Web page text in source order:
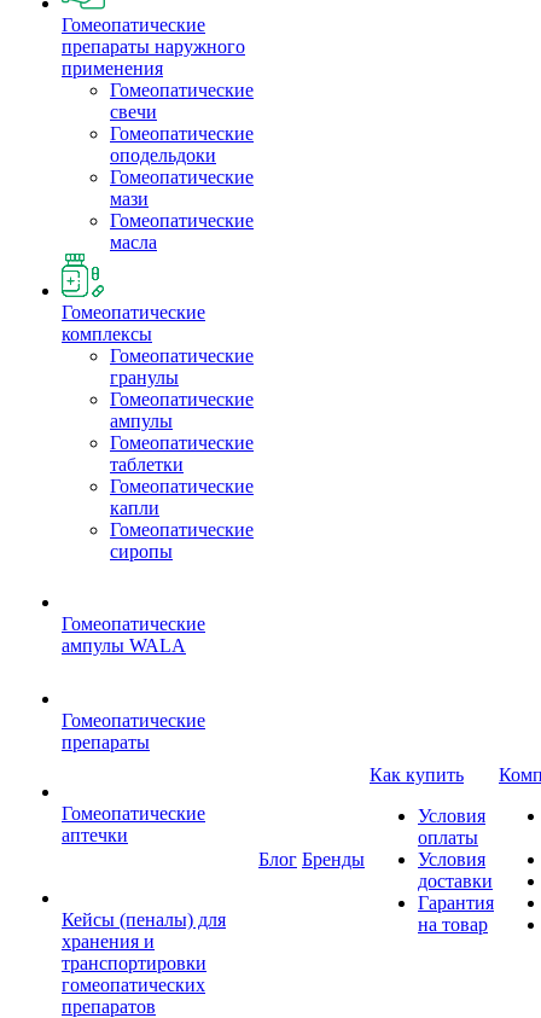
Гомеопатические
препараты наружного
применения
Гомеопатические
свечи
Гомеопатические
оподельдоки
Гомеопатические
мази
Гомеопатические
масла
Гомеопатические
комплексы
Гомеопатические
гранулы
Гомеопатические
ампулы
Гомеопатические
таблетки
Гомеопатические
капли
Гомеопатические
сиропы
Гомеопатические
ампулы WALA
Гомеопатические
препараты
Гомеопатические
аптечки
Кейсы (пеналы) для
хранения и
транспортировки
гомеопатических
препаратов
Блог Бренды
Как купить
Условия
оплаты
Условия
доставки
Гарантия
на товар